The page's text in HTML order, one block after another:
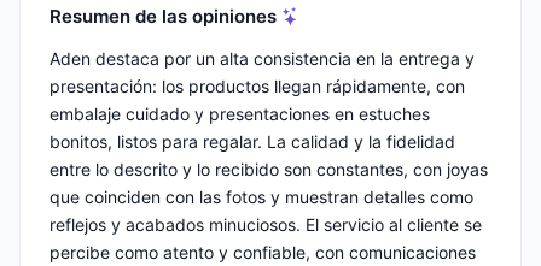
Resumen de las opiniones
Aden destaca por un alta consistencia en la entrega y
presentación: los productos llegan rápidamente, con
embalaje cuidado y presentaciones en estuches
bonitos, listos para regalar. La calidad y la fidelidad
entre lo descrito y lo recibido son constantes, con joyas
que coinciden con las fotos y muestran detalles como
reflejos y acabados minuciosos. El servicio al cliente se
percibe como atento y confiable, con comunicaciones